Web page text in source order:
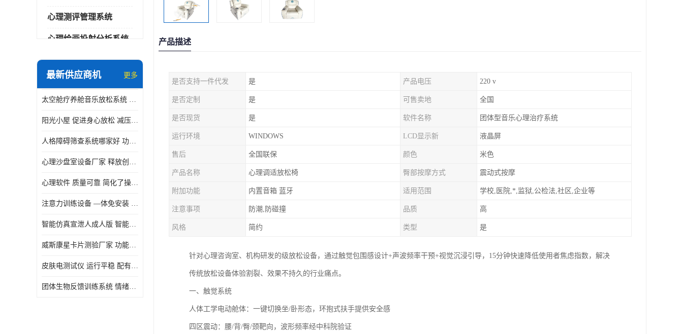
心理测评管理系统
心理绘画投射分析系统
可变速催眠放松催眠套件
智能反馈训练系统
便携式生物反馈仪
最新供应商机 更多
太空舱疗养舱音乐放松系统 使用方便 可实时监测
阳光小屋 促进身心放松 减压放松音乐椅
人格障碍筛查系统哪家好 功能丰富 支持多级用户管理
心理沙盘室设备厂家 释放创造力 有利于集中和加强心理注意力
心理软件 质量可靠 简化了操作的步骤
注意力训练设备 —体免安装 数据呈现方式多
智能仿真宣泄人成人版 智能化程度高 内置多种宣泄主题
威斯康星卡片测验厂家 功能丰富 应用领域广
皮肤电测试仪 运行平稳 配有内置扬声器
团体生物反馈训练系统 情绪宣泄设备 系统管理方便
产品描述
是否支持一件代发 是 产品电压 220 v
是否定制 是 可售卖地 全国
是否现货 是 软件名称 团体型音乐心理治疗系统
运行环境 WINDOWS LCD显示新 液晶屏
售后 全国联保 颜色 米色
产品名称 心理调适放松椅 臀部按摩方式 震动式按摩
附加功能 内置音箱 蓝牙 适用范围 学校,医院,*,监狱,公检法,社区,企业等
注意事项 防潮,防碰撞 品质 高
风格 简约 类型 是
针对心理咨询室、机构研发的级放松设备，通过触觉包围感设计+声波频率干预+视觉沉浸引导，15分钟快速降低使用者焦虑指数，解决
传统放松设备体验割裂、效果不持久的行业痛点。
一、触觉系统
人体工学电动舱体：一键切换坐/卧形态，环抱式扶手提供安全感
四区震动：腰/背/臀/颈靶向，波形频率经中科院验证